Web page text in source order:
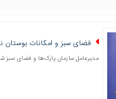
فضای سبز و امکانات بوستان
مدیرعامل سازمان پارک‌ها و فضای سبز